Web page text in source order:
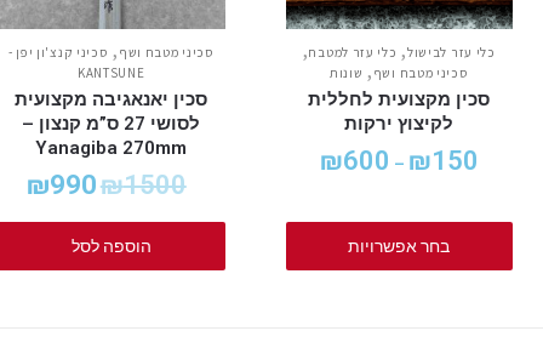
כלי עזר לבישול, כלי עזר למטבח,
סכיני מטבח ושף , שונות
סכין מקצועית לחללית
לקיצוץ ירקות
₪150
–
₪600
בחר אפשרויות
סכיני מטבח ושף , סכיני קנצ'ון יפן -
KANTSUNE
סכין יאנאגיבה מקצועית
לסושי 27 ס”מ קנצון –
Yanagiba 270mm
₪1500
₪990
הוספה לסל